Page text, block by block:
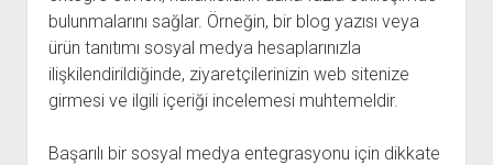
bulunmalarını sağlar. Örneğin, bir blog yazısı veya
ürün tanıtımı sosyal medya hesaplarınızla
ilişkilendirildiğinde, ziyaretçilerinizin web sitenize
girmesi ve ilgili içeriği incelemesi muhtemeldir.
Başarılı bir sosyal medya entegrasyonu için dikkate